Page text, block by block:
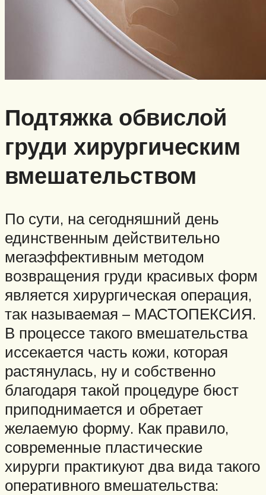
Подтяжка обвислой
груди хирургическим
вмешательством
По сути, на сегодняшний день
единственным действительно
мегаэффективным методом
возвращения груди красивых форм
является хирургическая операция,
так называемая – МАСТОПЕКСИЯ.
В процессе такого вмешательства
иссекается часть кожи, которая
растянулась, ну и собственно
благодаря такой процедуре бюст
приподнимается и обретает
желаемую форму. Как правило,
современные пластические
хирурги практикуют два вида такого
оперативного вмешательства: